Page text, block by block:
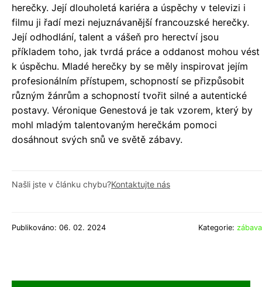
herečky. Její dlouholetá kariéra a úspěchy v televizi i
filmu ji řadí mezi nejuznávanější francouzské herečky.
Její odhodlání, talent a vášeň pro herectví jsou
příkladem toho, jak tvrdá práce a oddanost mohou vést
k úspěchu. Mladé herečky by se měly inspirovat jejím
profesionálním přístupem, schopností se přizpůsobit
různým žánrům a schopností tvořit silné a autentické
postavy. Véronique Genestová je tak vzorem, který by
mohl mladým talentovaným herečkám pomoci
dosáhnout svých snů ve světě zábavy.
Našli jste v článku chybu?Kontaktujte nás
Publikováno: 06. 02. 2024 Kategorie: zábava